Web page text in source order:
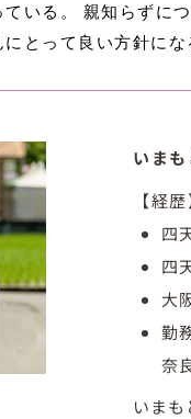
いる。
親知らずに
とって良い方針にな
いま
【経歴
四
四
大
勤
奈
いま